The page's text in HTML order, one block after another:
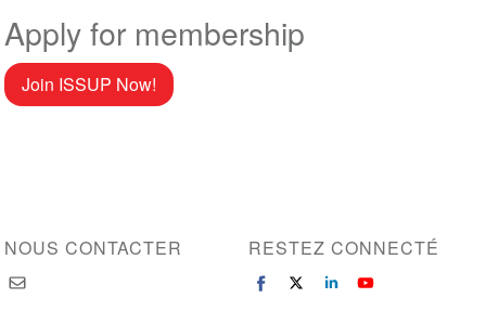
Apply for membership
Join ISSUP Now!
NOUS CONTACTER RESTEZ CONNECTÉ